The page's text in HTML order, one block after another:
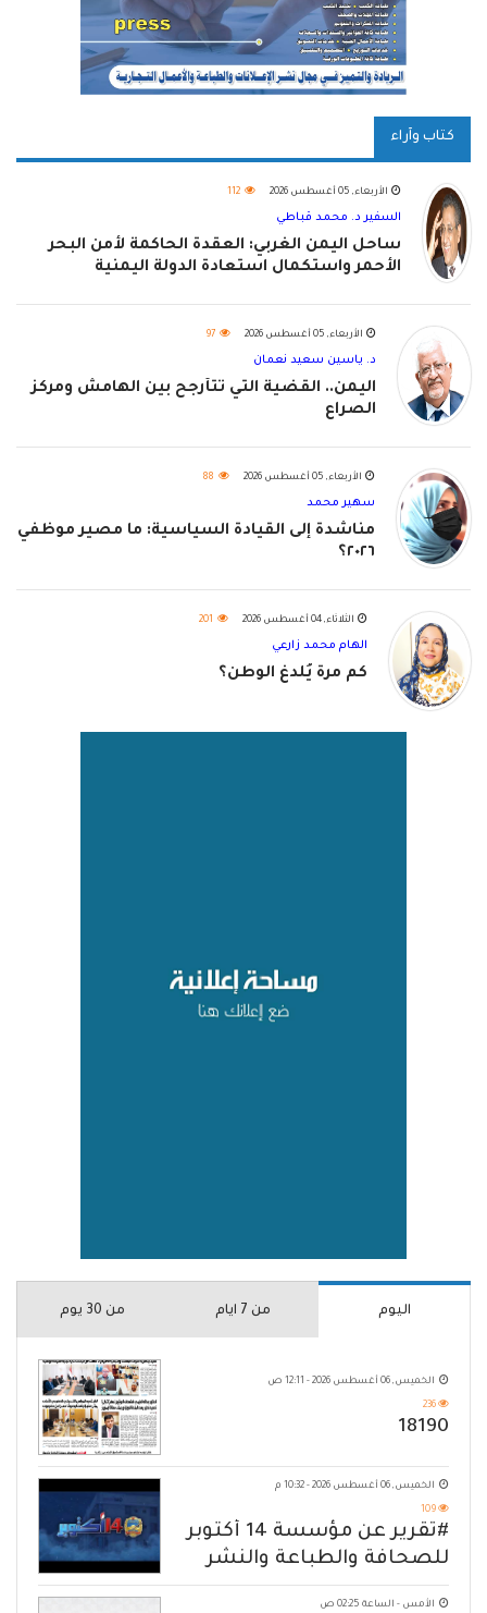
كتاب وآراء
الأربعاء, 05 أغسطس 2026 112
السفير د. محمد قباطي
ساحل اليمن الغربي: العقدة الحاكمة لأمن البحر
الأحمر واستكمال استعادة الدولة اليمنية
الأربعاء, 05 أغسطس 2026 97
د. ياسين سعيد نعمان
اليمن.. القضية التي تتأرجح بين الهامش ومركز
الصراع
الأربعاء, 05 أغسطس 2026 88
سهير محمد
مناشدة إلى القيادة السياسية: ما مصير موظفي
٢٠٢٦؟
الثلاثاء, 04 أغسطس 2026 201
الهام محمد زارعي
كم مرة يُلدغ الوطن؟
اليوم من 7 ايام من 30 يوم
الخميس, 06 أغسطس 2026 - 12:11 ص
236
18190
الخميس, 06 أغسطس 2026 - 10:32 م
109
#تقرير عن مؤسسة 14 أكتوبر
للصحافة والطباعة والنشر
الأمس - الساعة 02:25 ص